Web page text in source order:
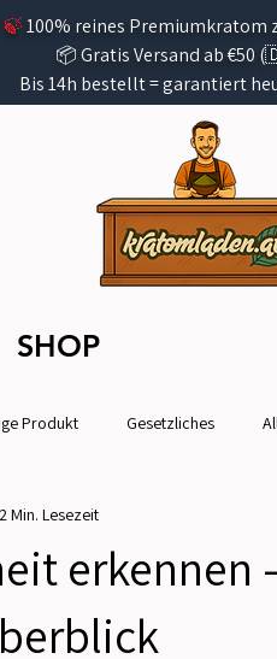
🍃100% reines Premiumkratom
📦 Gratis Versand ab
Bis 14h bestellt =garantiert
SHOP
Produkt Gesetzliches
erkennen
2 Min. Lesezeit